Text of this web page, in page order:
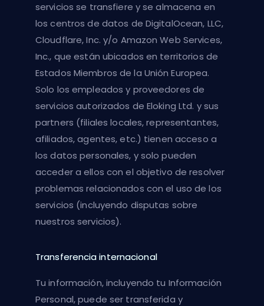
servicios se transfiere y se almacena en
los centros de datos de DigitalOcean, LLC,
Cloudflare, Inc. y/o Amazon Web Services,
Inc., que están ubicados en territorios de
Estados Miembros de la Unión Europea.
Solo los empleados y proveedores de
servicios autorizados de Eloking Ltd. y sus
partners (filiales locales, representantes,
afiliados, agentes, etc.) tienen acceso a
los datos personales, y solo pueden
acceder a ellos con el objetivo de resolver
problemas relacionados con el uso de los
servicios (incluyendo disputas sobre
nuestros servicios).
Transferencia internacional
Tu información, incluyendo tu Información
Personal, puede ser transferida y